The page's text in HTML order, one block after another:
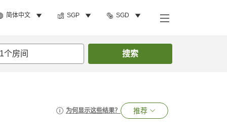
简体中文 SGP SGD
1个房间 搜索
为何显示这些结果？ 推荐